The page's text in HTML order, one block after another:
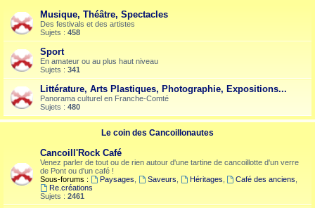
Musique, Théâtre, Spectacles
Des festivals et des artistes
Sujets : 458
Sport
En amateur ou au plus haut niveau
Sujets : 341
Littérature, Arts Plastiques, Photographie, Expositions...
Panorama culturel en Franche-Comté
Sujets : 480
Le coin des Cancoillonautes
Cancoill'Rock Café
Venez parler de tout ou de rien autour d'une tartine de cancoillotte d'un verre
de Pont ou d'un café !
Sous-forums :
Paysages Saveurs Héritages Café des anciens
Re.créations
Sujets : 2461